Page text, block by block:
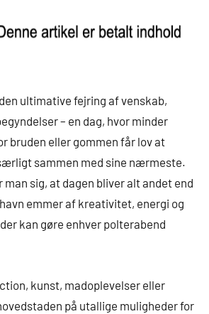
ultimative fejring af venskab,
– en dag, hvor minder
bruden eller gommen får lov at
sammen med sine nærmeste.
man sig, at dagen bliver alt andet end
emmer af kreativitet, energi og
kan gøre enhver polterabend
kunst, madoplevelser eller
på utallige muligheder for